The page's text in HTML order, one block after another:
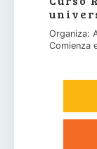
Organiza:
Comienza